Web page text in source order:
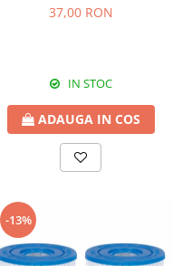
37,00 RON
IN STOC
ADAUGA IN COS
-13%